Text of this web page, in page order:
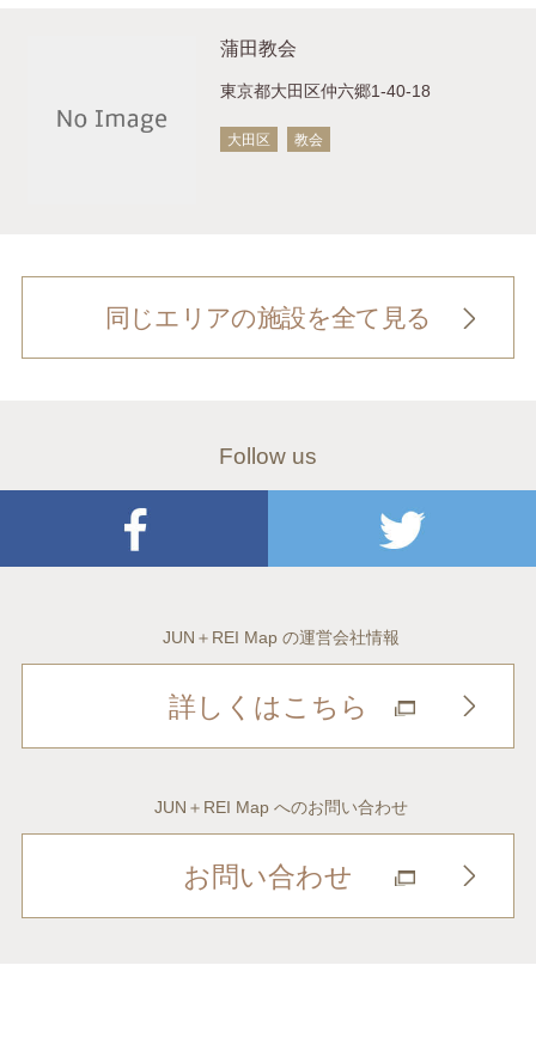
蒲田教会
東京都大田区仲六郷1-40-18
大田区 教会
同じエリアの施設を全て見る
Follow us
JUN＋REI Map の運営会社情報
詳しくはこちら
JUN＋REI Map へのお問い合わせ
お問い合わせ